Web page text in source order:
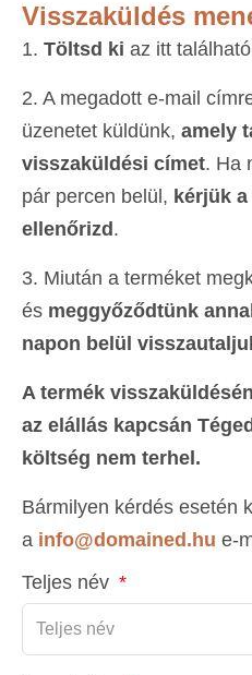
Visszaküldés
1. Töltsd ki az itt
2. A megadott e-mail
üzenetet küldünk, amely
visszaküldési címet. Ha
pár percen belül, kérjük
ellenőrizd .
3. Miután a terméket
és meggyőződtünk
napon belül
A termék
az elállás kapcsán
költség nem terhel.
Bármilyen kérdés esetén
a info@domained.hu e-
Teljes név